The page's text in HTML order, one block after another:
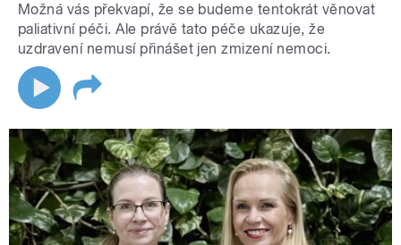
Možná vás překvapí, že se budeme tentokrát věnovat
paliativní péči. Ale právě tato péče ukazuje, že
uzdravení nemusí přinášet jen zmizení nemoci.